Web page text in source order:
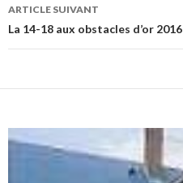
ARTICLE SUIVANT
La 14-18 aux obstacles d’or 2016